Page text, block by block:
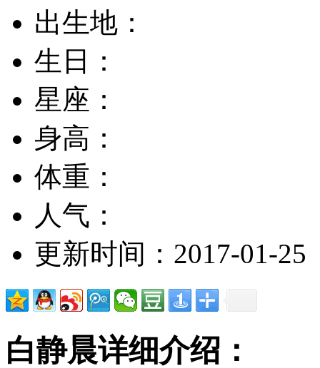
出生地：
生日：
星座：
身高：
体重：
人气：
更新时间：2017-01-25
白静晨详细介绍：